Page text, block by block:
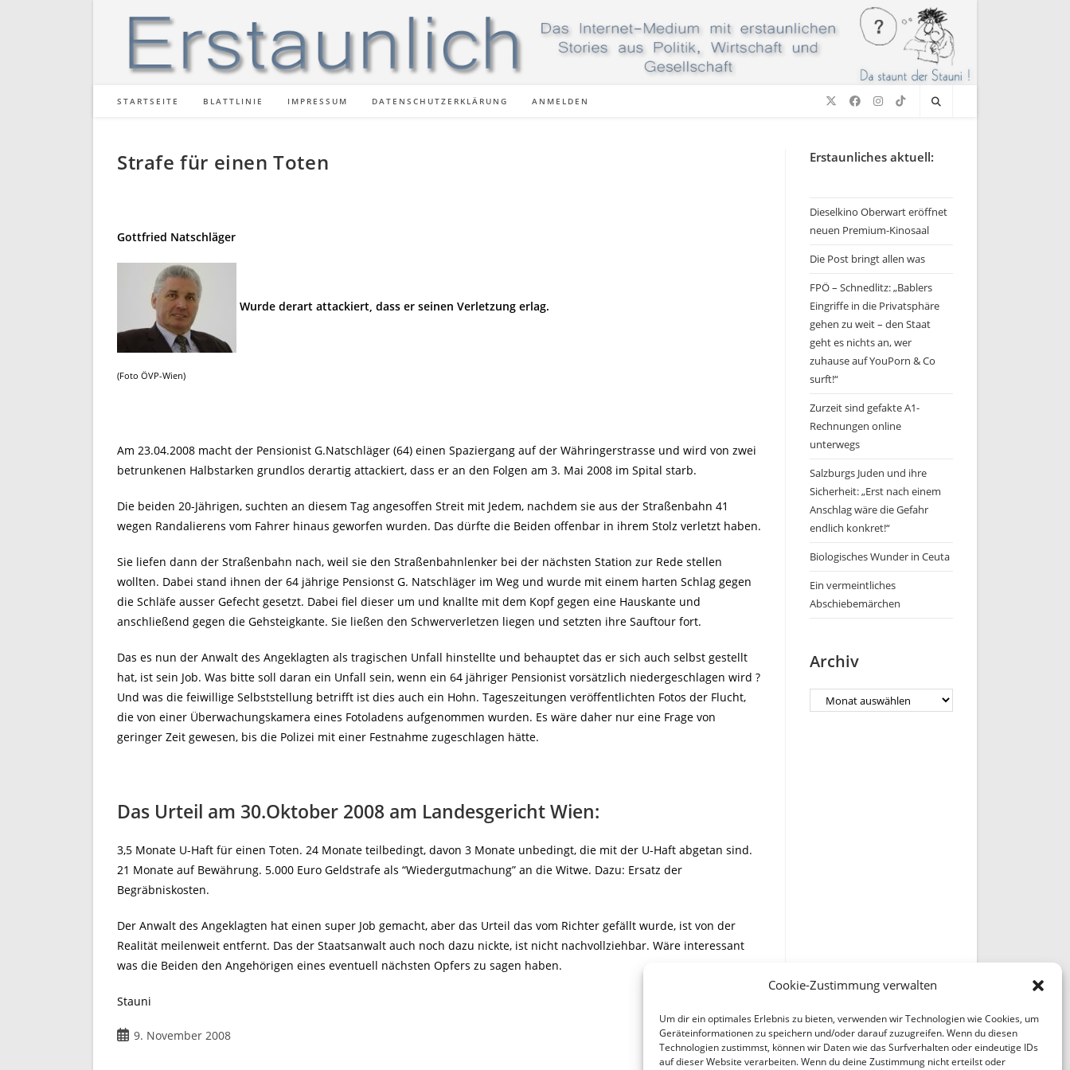
Cookie-Zustimmung verwalten
Um dir ein optimales Erlebnis zu bieten, verwenden wir Technologien wie Cookies, um
Geräteinformationen zu speichern und/oder darauf zuzugreifen. Wenn du diesen
Technologien zustimmst, können wir Daten wie das Surfverhalten oder eindeutige IDs
auf dieser Website verarbeiten. Wenn du deine Zustimmung nicht erteilst oder
STARTSEITE BLATTLINIE IMPRESSUM DATENSCHUTZERKLÄRUNG ANMELDEN
Strafe für einen Toten
Gottfried Natschläger
Wurde derart attackiert, dass er seinen Verletzung erlag.
(Foto ÖVP-Wien)
Am 23.04.2008 macht der Pensionist G.Natschläger (64) einen Spaziergang auf der Währingerstrasse und wird von zwei
betrunkenen Halbstarken grundlos derartig attackiert, dass er an den Folgen am 3. Mai 2008 im Spital starb.
Die beiden 20-Jährigen, suchten an diesem Tag angesoffen Streit mit Jedem, nachdem sie aus der Straßenbahn 41
wegen Randalierens vom Fahrer hinaus geworfen wurden. Das dürfte die Beiden offenbar in ihrem Stolz verletzt haben.
Sie liefen dann der Straßenbahn nach, weil sie den Straßenbahnlenker bei der nächsten Station zur Rede stellen
wollten. Dabei stand ihnen der 64 jährige Pensionst G. Natschläger im Weg und wurde mit einem harten Schlag gegen
die Schläfe ausser Gefecht gesetzt. Dabei fiel dieser um und knallte mit dem Kopf gegen eine Hauskante und
anschließend gegen die Gehsteigkante. Sie ließen den Schwerverletzen liegen und setzten ihre Sauftour fort.
Das es nun der Anwalt des Angeklagten als tragischen Unfall hinstellte und behauptet das er sich auch selbst gestellt
hat, ist sein Job. Was bitte soll daran ein Unfall sein, wenn ein 64 jähriger Pensionist vorsätzlich niedergeschlagen wird ?
Und was die feiwillige Selbststellung betrifft ist dies auch ein Hohn. Tageszeitungen veröffentlichten Fotos der Flucht,
die von einer Überwachungskamera eines Fotoladens aufgenommen wurden. Es wäre daher nur eine Frage von
geringer Zeit gewesen, bis die Polizei mit einer Festnahme zugeschlagen hätte.
Das Urteil am 30.Oktober 2008 am Landesgericht Wien:
3,5 Monate U-Haft für einen Toten. 24 Monate teilbedingt, davon 3 Monate unbedingt, die mit der U-Haft abgetan sind.
21 Monate auf Bewährung. 5.000 Euro Geldstrafe als “Wiedergutmachung” an die Witwe. Dazu: Ersatz der
Begräbniskosten.
Der Anwalt des Angeklagten hat einen super Job gemacht, aber das Urteil das vom Richter gefällt wurde, ist von der
Realität meilenweit entfernt. Das der Staatsanwalt auch noch dazu nickte, ist nicht nachvollziehbar. Wäre interessant
was die Beiden den Angehörigen eines eventuell nächsten Opfers zu sagen haben.
Stauni
Beitrag
9. November 2008
Erstaunliches aktuell:
Dieselkino Oberwart eröffnet
neuen Premium-Kinosaal
Die Post bringt allen was
FPÖ – Schnedlitz: „Bablers
Eingriffe in die Privatsphäre
gehen zu weit – den Staat
geht es nichts an, wer
zuhause auf YouPorn & Co
surft!“
Zurzeit sind gefakte A1-
Rechnungen online
unterwegs
Salzburgs Juden und ihre
Sicherheit: „Erst nach einem
Anschlag wäre die Gefahr
endlich konkret!“
Biologisches Wunder in Ceuta
Ein vermeintliches
Abschiebemärchen
Archiv
Archiv